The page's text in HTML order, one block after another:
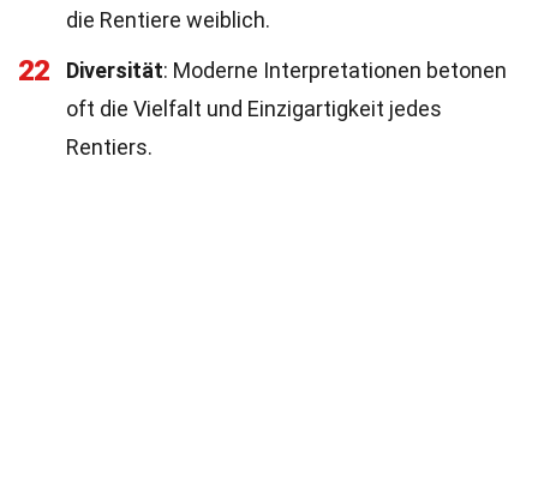
die Rentiere weiblich.
22 Diversität: Moderne Interpretationen betonen
oft die Vielfalt und Einzigartigkeit jedes
Rentiers.